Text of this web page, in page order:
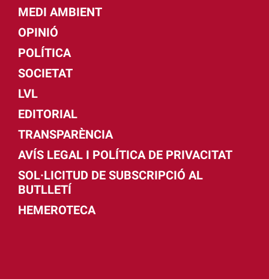
MEDI AMBIENT
OPINIÓ
POLÍTICA
SOCIETAT
LVL
EDITORIAL
TRANSPARÈNCIA
AVÍS LEGAL I POLÍTICA DE PRIVACITAT
SOL·LICITUD DE SUBSCRIPCIÓ AL
BUTLLETÍ
HEMEROTECA